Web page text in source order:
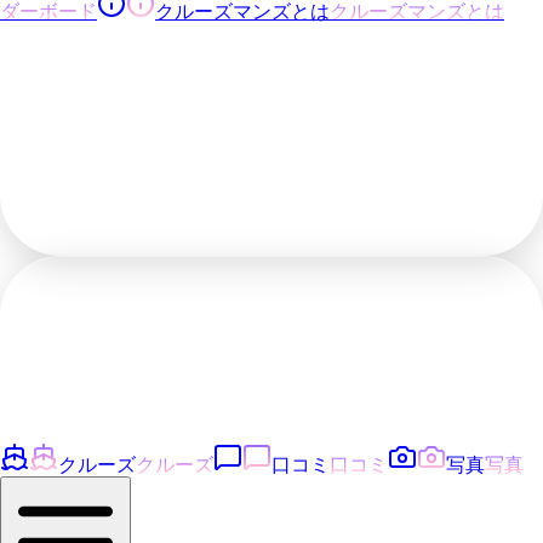
ダーボード
クルーズマンズとはクルーズマンズとは
クルーズクルーズ 口コミ 口コミ 写真写真